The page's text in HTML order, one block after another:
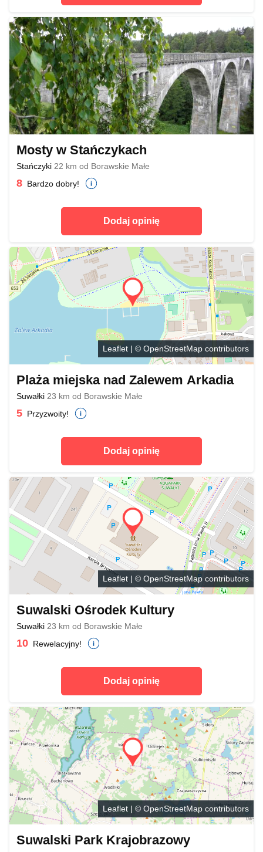
Mosty w Stańczykach
Stańczyki 22 km od Borawskie Małe
8 Bardzo dobry!
Dodaj opinię
Leaflet | © OpenStreetMap contributors
Plaża miejska nad Zalewem Arkadia
Suwałki 23 km od Borawskie Małe
5 Przyzwoity!
Dodaj opinię
Leaflet | © OpenStreetMap contributors
Suwalski Ośrodek Kultury
Suwałki 23 km od Borawskie Małe
10 Rewelacyjny!
Dodaj opinię
Leaflet | © OpenStreetMap contributors
Suwalski Park Krajobrazowy